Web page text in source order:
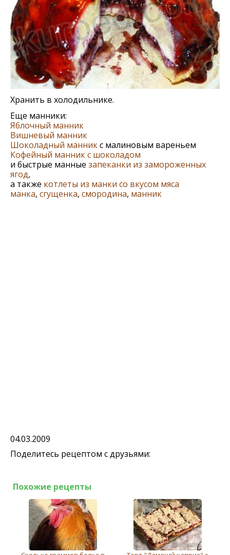
Хранить в холодильнике.
Еще манники:
Яблочный манник
Вишневый манник
Шоколадный манникс малиновым вареньем
Кофейный манник с шоколадом
и быстрые манные запеканки из замороженных
ягод,
а также котлеты из манки со вкусом мяса
манка, сгущенка, смородина, манник
04.03.2009
Поделитесь рецептом с друзьями:
Похожие рецепты